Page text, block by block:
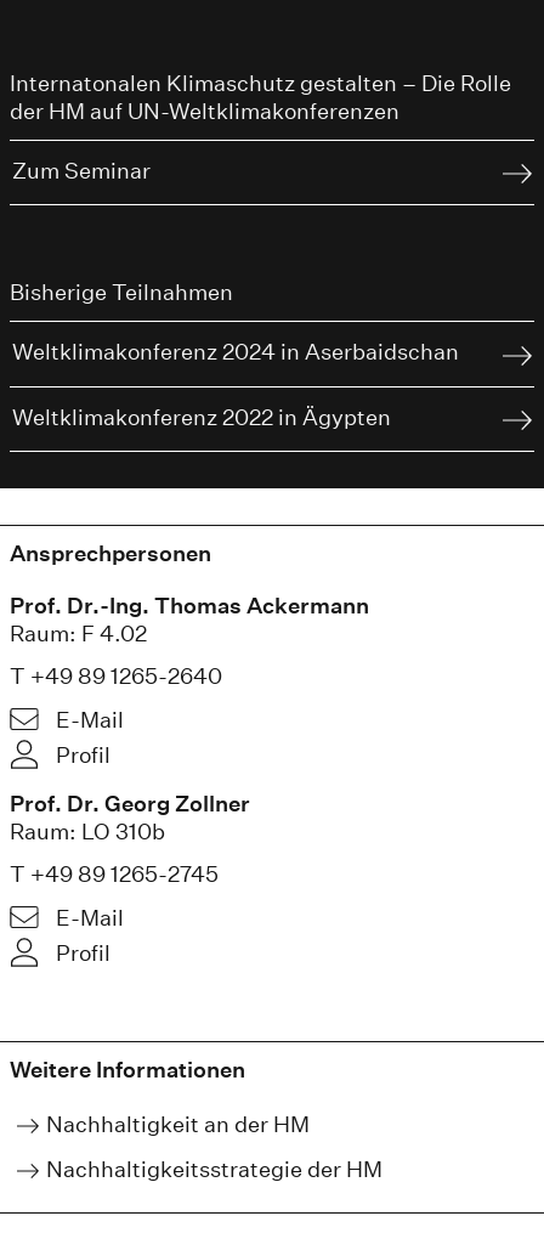
Internatonalen Klimaschutz gestalten – Die Rolle
der HM auf UN-Weltklimakonferenzen
Zum Seminar
Bisherige Teilnahmen
Weltklimakonferenz 2024 in Aserbaidschan
Weltklimakonferenz 2022 in Ägypten
Ansprechpersonen
Prof. Dr.-Ing. Thomas Ackermann
Raum: F 4.02
T +49 89 1265-2640
E-Mail
Profil
Prof. Dr. Georg Zollner
Raum: LO 310b
T +49 89 1265-2745
E-Mail
Profil
Weitere Informationen
Nachhaltigkeit an der HM
Nachhaltigkeitsstrategie der HM